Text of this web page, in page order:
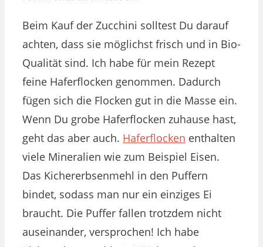
Beim Kauf der Zucchini solltest Du darauf
achten, dass sie möglichst frisch und in Bio-
Qualität sind. Ich habe für mein Rezept
feine Haferflocken genommen. Dadurch
fügen sich die Flocken gut in die Masse ein.
Wenn Du grobe Haferflocken zuhause hast,
geht das aber auch. Haferflocken enthalten
viele Mineralien wie zum Beispiel Eisen.
Das Kichererbsenmehl in den Puffern
bindet, sodass man nur ein einziges Ei
braucht. Die Puffer fallen trotzdem nicht
auseinander, versprochen! Ich habe